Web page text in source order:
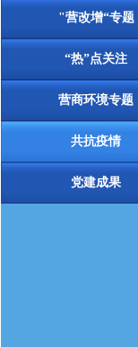
"营改增“专题
“热”点关注
营商环境专题
共抗疫情
党建成果